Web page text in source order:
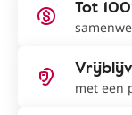
Tot
met een